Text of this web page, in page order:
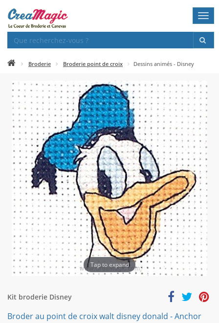
Broderie Broderie point de croix Dessins animés - Disney
Tap to expand
Kit broderie Disney
Broder au point de croix walt disney donald - Anchor